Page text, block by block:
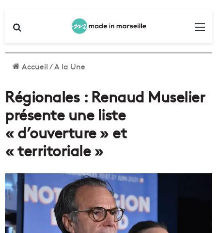
Accueil/A la Une
Régionales : Renaud Muselier
présente une liste
« d’ouverture » et
« territoriale »